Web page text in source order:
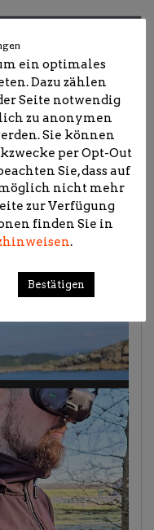
ein optimales
Dazu zählen
Seite notwendig
zu anonymen
Sie können
per Opt-Out
Sie, dass auf
nicht mehr
zur Verfügung
finden Sie in
.
Bestätigen